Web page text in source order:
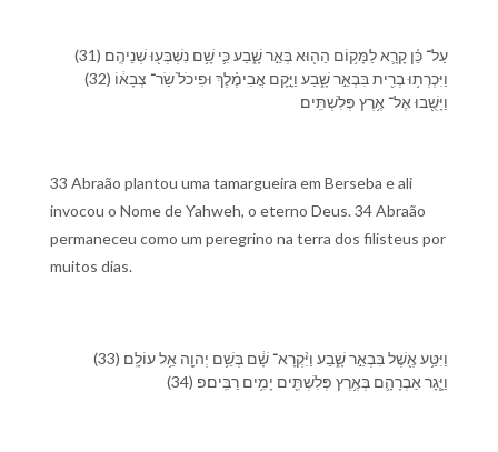
(31) עַל־ כֵּ֗ן קָרָ֛א לַ⁠מָּק֥וֹם הַ⁠ה֖וּא בְּאֵ֣ר שָׁ֑בַע כִּ֛י שָׁ֥ם נִשְׁבְּע֖וּ שְׁנֵי⁠הֶֽם׃
(32) וַ⁠יִּכְרְת֥וּ בְרִ֖ית בִּ⁠בְאֵ֣ר שָׁ֑בַע וַ⁠יָּ֣קָם אֲבִימֶ֗לֶךְ וּ⁠פִיכֹל֙ שַׂר־ צְבָא֔⁠וֹ
וַ⁠יָּשֻׁ֖בוּ אֶל־ אֶ֥רֶץ פְּלִשְׁתִּֽים׃
33 Abraão plantou uma tamargueira em Berseba e ali
invocou o Nome de Yahweh, o eterno Deus. 34 Abraão
permaneceu como um peregrino na terra dos filisteus por
muitos dias.
(33) וַ⁠יִּטַּ֥ע אֶ֖שֶׁל בִּ⁠בְאֵ֣ר שָׁ֑בַע וַ⁠יִּ֨קְרָא־ שָׁ֔ם בְּ⁠שֵׁ֥ם יְהוָ֖ה אֵ֥ל עוֹלָֽם׃
(34) וַ⁠יָּ֧גָר אַבְרָהָ֛ם בְּ⁠אֶ֥רֶץ פְּלִשְׁתִּ֖ים יָמִ֥ים רַבִּֽים׃פ